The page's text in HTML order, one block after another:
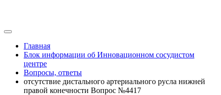
Главная
Блок информации об Инновационном сосудистом
центре
Вопросы, ответы
отсутствие дистального артериального русла нижней
правой конечности Вопрос №4417